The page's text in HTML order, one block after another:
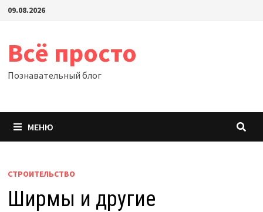
Перейти
09.08.2026
Всё просто
Познавательный блог
МЕНЮ
СТРОИТЕЛЬСТВО
Ширмы и другие